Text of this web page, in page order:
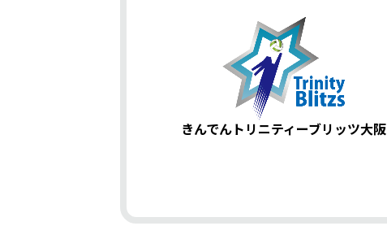
きんでんトリニティーブリッツ大阪